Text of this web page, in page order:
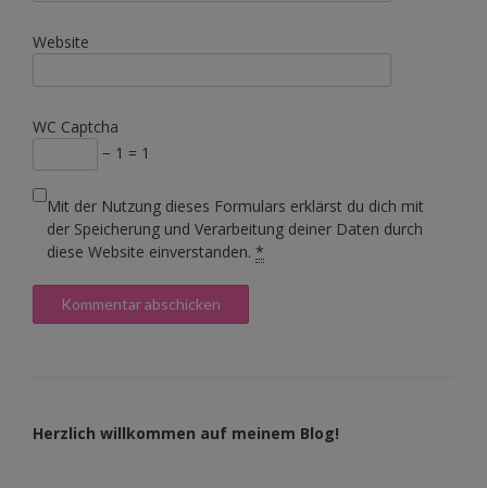
Website
WC Captcha
− 1 = 1
Mit der Nutzung dieses Formulars erklärst du dich mit
der Speicherung und Verarbeitung deiner Daten durch
diese Website einverstanden. *
Herzlich willkommen auf meinem Blog!